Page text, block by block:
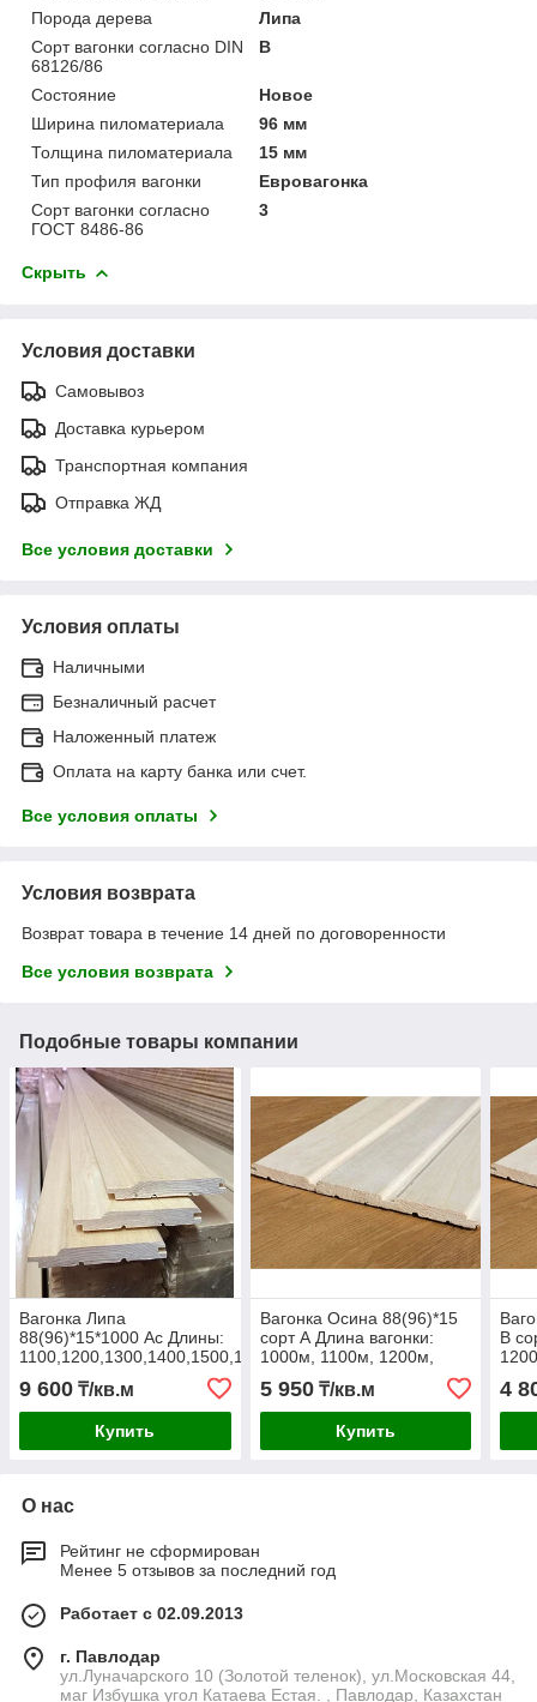
Порода дерева
Липа
Сорт вагонки согласно DIN
68126/86
В
Состояние
Новое
Ширина пиломатериала
96 мм
Толщина пиломатериала
15 мм
Тип профиля вагонки
Евровагонка
Сорт вагонки согласно
ГОСТ 8486-86
3
Скрыть
Условия доставки
Самовывоз
Доставка курьером
Транспортная компания
Отправка ЖД
Все условия доставки
Условия оплаты
Наличными
Безналичный расчет
Наложенный платеж
Оплата на карту банка или счет.
Все условия оплаты
Условия возврата
Возврат товара в течение 14 дней по договоренности
Все условия возврата
Подобные товары компании
Вагонка Липа
88(96)*15*1000 Ас Длины:
1100,1200,1300,1400,1500,1600м
9 600 ₸/кв.м
Купить
Вагонка Осина 88(96)*15
сорт А Длина вагонки:
1000м, 1100м, 1200м,
1300м, 1400м,
1500м,1600м 1700м.
5 950₸/кв.м
Купить
В
4
О нас
Рейтинг не сформирован
Менее 5 отзывов за последний год
Работает с 02.09.2013
г. Павлодар
ул.Луначарского 10 (Золотой теленок), ул.Московская 44,
маг Избушка угол Катаева Естая. , Павлодар, Казахстан